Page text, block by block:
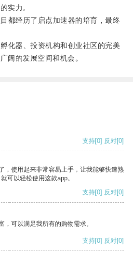
实力。
经历了启点加速器的培育，最终
器、投资机构和创业社区的完美
阔的发展空间和机会。
支持[0] 反对[0]
，使用起来非常容易上手，让我能够快速熟
可以轻松使用这款app。
支持[0] 反对[0]
，可以满足我所有的购物需求。
支持[0] 反对[0]